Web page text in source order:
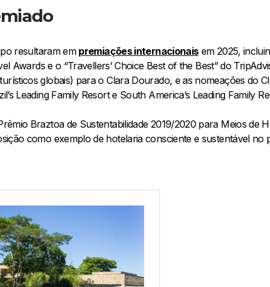
resultaram em premiações internacionaisem 2025,
Awards e o “Travellers’ Choice Best of the Best” do
globais) para o Clara Dourado, e as nomeações do
Leading Family Resort e South America’s Leading Family
Braztoa de Sustentabilidade 2019/2020 para Meios de
como exemplo de hotelaria consciente e sustentável no